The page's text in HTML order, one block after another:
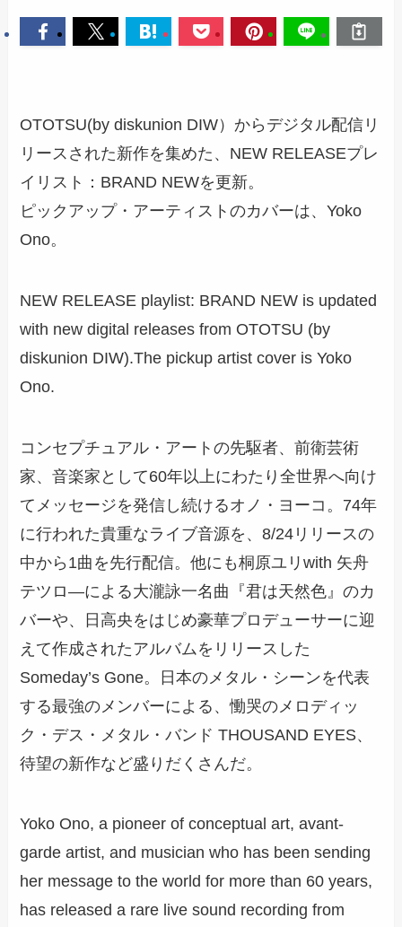
OTOTSU(by diskunion DIW）からデジタル配信リ
リースされた新作を集めた、NEW RELEASEプレ
イリスト：BRAND NEWを更新。
ピックアップ・アーティストのカバーは、Yoko
Ono。
NEW RELEASE playlist: BRAND NEW is updated
with new digital releases from OTOTSU (by
diskunion DIW).The pickup artist cover is Yoko
Ono.
コンセプチュアル・アートの先駆者、前衛芸術
家、音楽家として60年以上にわたり全世界へ向け
てメッセージを発信し続けるオノ・ヨーコ。74年
に行われた貴重なライブ音源を、8/24リリースの
中から1曲を先行配信。他にも桐原ユリwith 矢舟
テツロ―による大瀧詠一名曲『君は天然色』のカ
バーや、日高央をはじめ豪華プロデューサーに迎
えて作成されたアルバムをリリースした
Someday’s Gone。日本のメタル・シーンを代表
する最強のメンバーによる、慟哭のメロディッ
ク・デス・メタル・バンド THOUSAND EYES、
待望の新作など盛りだくさんだ。
Yoko Ono, a pioneer of conceptual art, avant-
garde artist, and musician who has been sending
her message to the world for more than 60 years,
has released a rare live sound recording from